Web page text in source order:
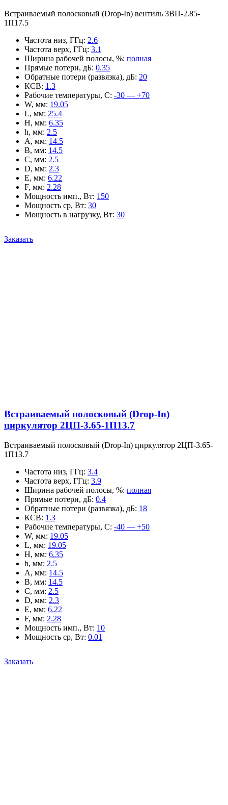
Встраиваемый полосковый (Drop-In) вентиль 3ВП-2.85-
1П17.5
Частота низ, ГГц: 2.6
Частота верх, ГГц: 3.1
Ширина рабочей полосы, %: полная
Прямые потери, дБ: 0.35
Обратные потери (развязка), дБ: 20
КСВ: 1.3
Рабочие температуры, С: -30 — +70
W, мм: 19.05
L, мм: 25.4
H, мм: 6.35
h, мм: 2.5
A, мм: 14.5
B, мм: 14.5
C, мм: 2.5
D, мм: 2.3
E, мм: 6.22
F, мм: 2.28
Мощность имп., Вт: 150
Мощность ср, Вт: 30
Мощность в нагрузку, Вт: 30
Заказать
Встраиваемый полосковый (Drop-In)
циркулятор 2ЦП-3.65-1П13.7
Встраиваемый полосковый (Drop-In) циркулятор 2ЦП-3.65-
1П13.7
Частота низ, ГГц: 3.4
Частота верх, ГГц: 3.9
Ширина рабочей полосы, %: полная
Прямые потери, дБ: 0.4
Обратные потери (развязка), дБ: 18
КСВ: 1.3
Рабочие температуры, С: -40 — +50
W, мм: 19.05
L, мм: 19.05
H, мм: 6.35
h, мм: 2.5
A, мм: 14.5
B, мм: 14.5
C, мм: 2.5
D, мм: 2.3
E, мм: 6.22
F, мм: 2.28
Мощность имп., Вт: 10
Мощность ср, Вт: 0.01
Заказать